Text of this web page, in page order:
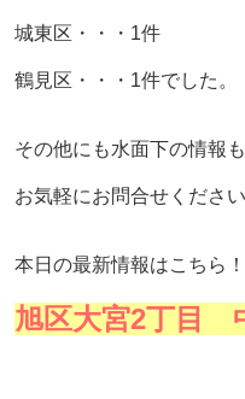
城東区・・・1件
鶴見区・・・1件でした。
その他にも水面下の情報
お気軽にお問合せください
本日の最新情報はこちら！
旭区大宮2丁目